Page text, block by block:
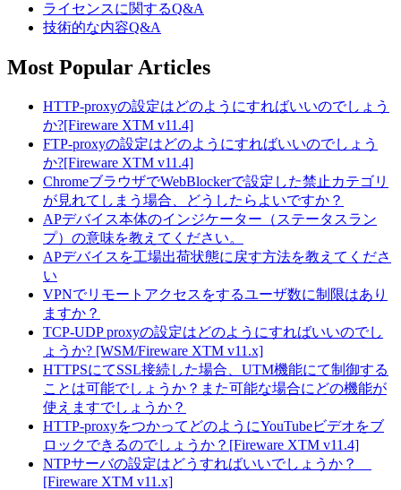
ライセンスに関するQ&A
技術的な内容Q&A
Most Popular Articles
HTTP-proxyの設定はどのようにすればいいのでしょう
か?[Fireware XTM v11.4]
FTP-proxyの設定はどのようにすればいいのでしょう
か?[Fireware XTM v11.4]
ChromeブラウザでWebBlockerで設定した禁止カテゴリ
が見れてしまう場合、どうしたらよいですか？
APデバイス本体のインジケーター（ステータスラン
プ）の意味を教えてください。
APデバイスを工場出荷状態に戻す方法を教えてくださ
い
VPNでリモートアクセスをするユーザ数に制限はあり
ますか？
TCP-UDP proxyの設定はどのようにすればいいのでし
ょうか? [WSM/Fireware XTM v11.x]
HTTPSにてSSL接続した場合、UTM機能にて制御する
ことは可能でしょうか？また可能な場合にどの機能が
使えますでしょうか？
HTTP-proxyをつかってどのようにYouTubeビデオをブ
ロックできるのでしょうか？[Fireware XTM v11.4]
NTPサーバの設定はどうすればいいでしょうか？
[Fireware XTM v11.x]